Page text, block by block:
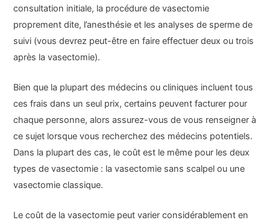
consultation initiale, la procédure de vasectomie
proprement dite, l’anesthésie et les analyses de sperme de
suivi (vous devrez peut-être en faire effectuer deux ou trois
après la vasectomie).
Bien que la plupart des médecins ou cliniques incluent tous
ces frais dans un seul prix, certains peuvent facturer pour
chaque personne, alors assurez-vous de vous renseigner à
ce sujet lorsque vous recherchez des médecins potentiels.
Dans la plupart des cas, le coût est le même pour les deux
types de vasectomie : la vasectomie sans scalpel ou une
vasectomie classique.
Le coût de la vasectomie peut varier considérablement en